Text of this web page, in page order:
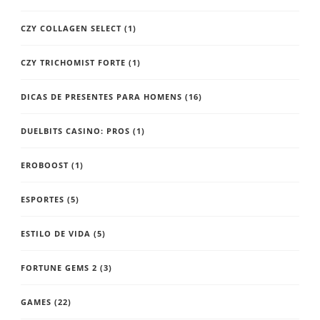
CZY COLLAGEN SELECT (1)
CZY TRICHOMIST FORTE (1)
DICAS DE PRESENTES PARA HOMENS (16)
DUELBITS CASINO: PROS (1)
EROBOOST (1)
ESPORTES (5)
ESTILO DE VIDA (5)
FORTUNE GEMS 2 (3)
GAMES (22)